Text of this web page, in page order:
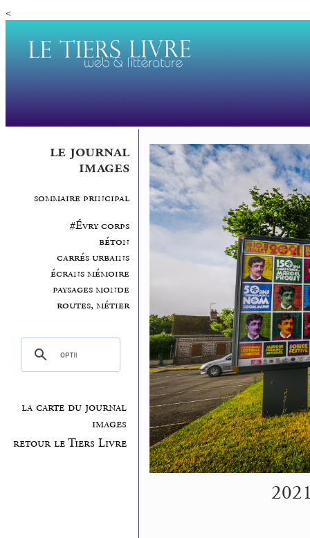
<
le journal
images
sommaire principal
#Évry corps
béton
carrés urbains
écrans mémoire
paysages monde
routes, métier
la carte du journal
images
retour le Tiers Livre